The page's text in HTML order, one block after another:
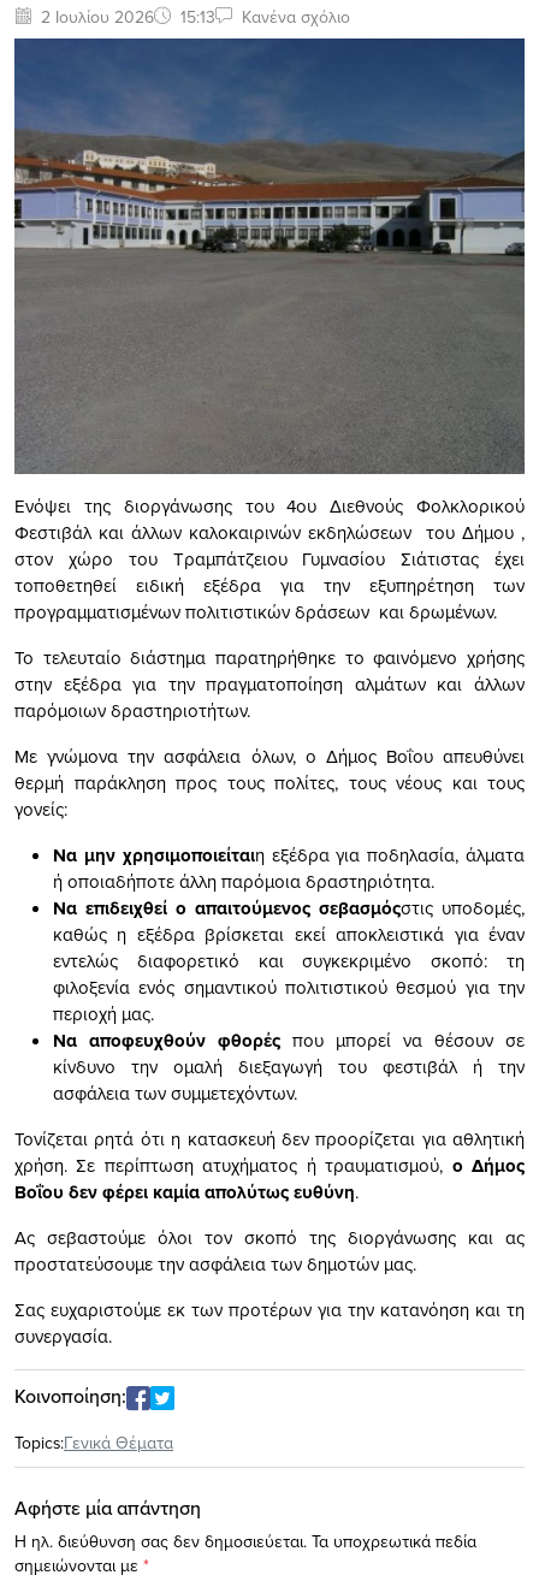
2 Ιουλίου 2026 15:13 Κανένα σχόλιο
Ενόψει της διοργάνωσης του 4ου Διεθνούς Φολκλορικού
Φεστιβάλ και άλλων καλοκαιρινών εκδηλώσεων του Δήμου ,
στον χώρο του Τραμπάτζειου Γυμνασίου Σιάτιστας έχει
τοποθετηθεί ειδική εξέδρα για την εξυπηρέτηση των
προγραμματισμένων πολιτιστικών δράσεων και δρωμένων.
Το τελευταίο διάστημα παρατηρήθηκε το φαινόμενο χρήσης
στην εξέδρα για την πραγματοποίηση αλμάτων και άλλων
παρόμοιων δραστηριοτήτων.
Με γνώμονα την ασφάλεια όλων, ο Δήμος Βοΐου απευθύνει
θερμή παράκληση προς τους πολίτες, τους νέους και τους
γονείς:
Να μην χρησιμοποιείταιη εξέδρα για ποδηλασία, άλματα
ή οποιαδήποτε άλλη παρόμοια δραστηριότητα.
Να επιδειχθεί ο απαιτούμενος σεβασμόςστις υποδομές,
καθώς η εξέδρα βρίσκεται εκεί αποκλειστικά για έναν
εντελώς διαφορετικό και συγκεκριμένο σκοπό: τη
φιλοξενία ενός σημαντικού πολιτιστικού θεσμού για την
περιοχή μας.
Να αποφευχθούν φθορές που μπορεί να θέσουν σε
κίνδυνο την ομαλή διεξαγωγή του φεστιβάλ ή την
ασφάλεια των συμμετεχόντων.
Τονίζεται ρητά ότι η κατασκευή δεν προορίζεται για αθλητική
χρήση. Σε περίπτωση ατυχήματος ή τραυματισμού, ο Δήμος
Βοΐου δεν φέρει καμία απολύτως ευθύνη.
Ας σεβαστούμε όλοι τον σκοπό της διοργάνωσης και ας
προστατεύσουμε την ασφάλεια των δημοτών μας.
Σας ευχαριστούμε εκ των προτέρων για την κατανόηση και τη
συνεργασία.
Κοινοποίηση:
Topics:Γενικά Θέματα
Αφήστε μία απάντηση
Η ηλ. διεύθυνση σας δεν δημοσιεύεται. Τα υποχρεωτικά πεδία
σημειώνονται με *